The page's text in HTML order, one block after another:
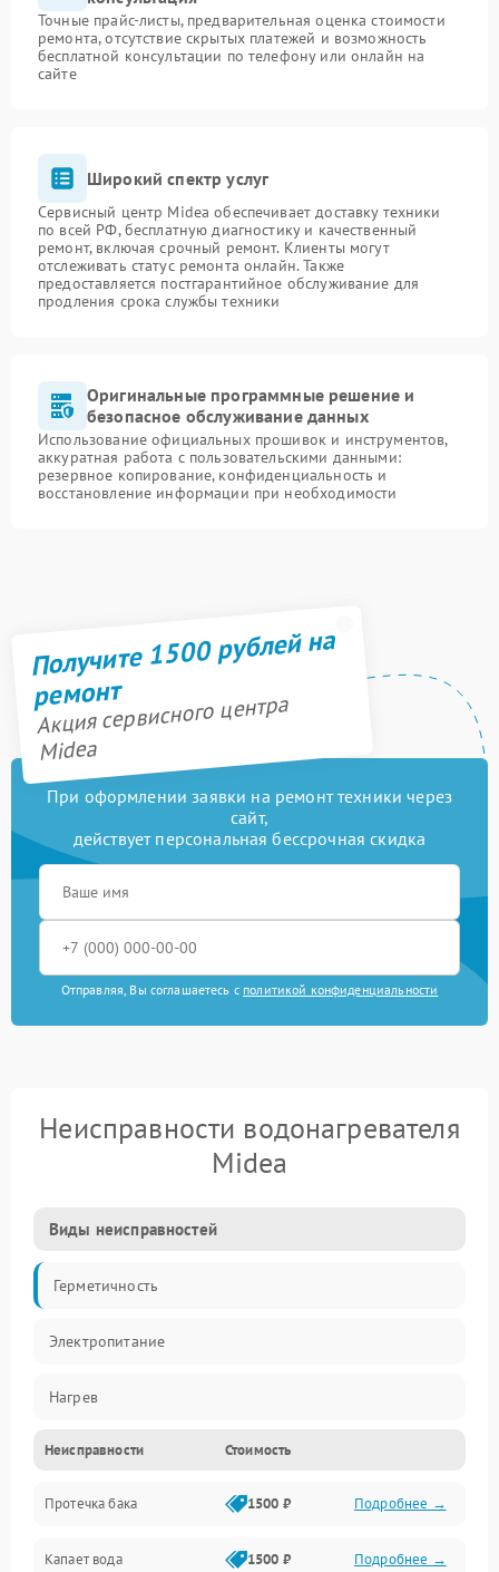
Точные прайс-листы, предварительная оценка стоимости
ремонта, отсутствие скрытых платежей и возможность
бесплатной консультации по телефону или онлайн на
сайте
Широкий спектр услуг
Сервисный центр Midea обеспечивает доставку техники
по всей РФ, бесплатную диагностику и качественный
ремонт, включая срочный ремонт. Клиенты могут
отслеживать статус ремонта онлайн. Также
предоставляется постгарантийное обслуживание для
продления срока службы техники
Оригинальные программные решение и
безопасное обслуживание данных
Использование официальных прошивок и инструментов,
аккуратная работа с пользовательскими данными:
резервное копирование, конфиденциальность и
восстановление информации при необходимости
Получите 1500 рублей на
ремонт
Акция сервисного центра
Midea
При оформлении заявки на ремонт техники через
сайт,
действует персональная бессрочная скидка
Отправляя, Вы соглашаетесь с политикой конфиденциальности
Неисправности водонагревателя
Midea
Виды неисправностей
Герметичность
Электропитание
Нагрев
Датчики
Механика
Неисправности Стоимость
Протечка бака 1500 ₽ Подробнее →
Капает вода 1500 ₽ Подробнее →